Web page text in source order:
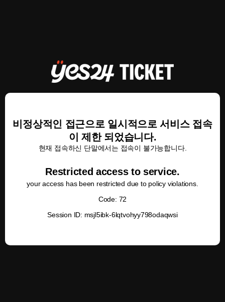
비정상적인 접근으로 일시적으로 서비스 접속
이 제한 되었습니다.
현재 접속하신 단말에서는 접속이 불가능합니다.
Restricted access to service.
your access has been restricted due to policy violations.
Code: 72
Session ID: msjl5ibk-6lqtvohyy798odaqwsi